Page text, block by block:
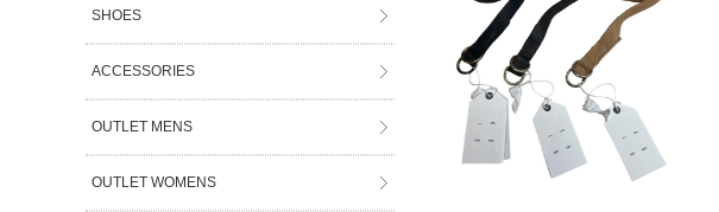
SHOES
ACCESSORIES
OUTLET MENS
OUTLET WOMENS